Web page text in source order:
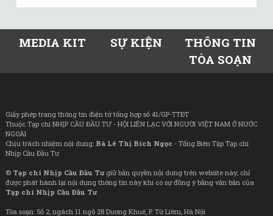
MEDIA KIT SỰ KIỆN
THÔNG TIN
TÒA SOẠN
Giấy phép trang thông tin điện tử tổng hợp số 41/GP-TTĐT
Thuộc Tạp chí NHỊP CẦU ĐẦU TƯ - HỘI LIÊN LẠC VỚI NGƯỜI VIỆT NAM Ở NƯỚC
NGOÀI
Chịu trách nhiệm nội dung: Bà Lê Thị Bích Ngọc - Tổng Biên Tập Tạp chí
Nhịp Cầu Đầu Tư
© Tạp chí Nhịp Cầu Đầu Tưgiữ bản quyền nội dung trên website này; chỉ
được phát hành lại nội dung thông tin này khi có sự đồng ý bằng văn bản của
Tạp chí Nhịp Cầu Đầu Tư
Tòa soạn: Số 2, ngách 11 ngõ 28 Dương Khuê, P. Từ Liêm, Hà Nội